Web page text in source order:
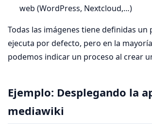
web (WordPress, Nextcloud,…)
Todas las imágenes tiene definidas un
ejecuta por defecto, pero en la
podemos indicar un proceso al crear
Ejemplo: Desplegando la
mediawiki